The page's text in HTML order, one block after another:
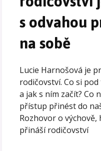
s odvahou
na sobě
Lucie Harnošová je
rodičovství. Co si
a jak s ním začít? Co
přístup přinést do
Rozhovor o
přináší rodičovství